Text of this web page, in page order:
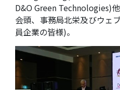
D&O Green Technologies)
会頭、事務局北栄及びウェ
員企業の皆様)。